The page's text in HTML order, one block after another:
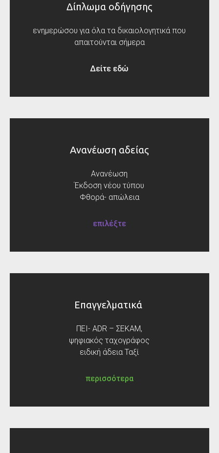
Δίπλωμα οδήγησης
ενημερώσου για όλα τα δικαιολογητικά που
απαιτούνται σήμερα
Δείτε εδώ
Ανανέωση αδείας
Ανανέωση
Έκδοση νέου τύπου
Φθορά- απώλεια
επιλέξτε
Επαγγελματικά
ΠΕΙ- ADR – ΣΕΚΑΜ,
ψηφιακός ταχογράφος
ειδική άδεια Ταξί
περισσότερα